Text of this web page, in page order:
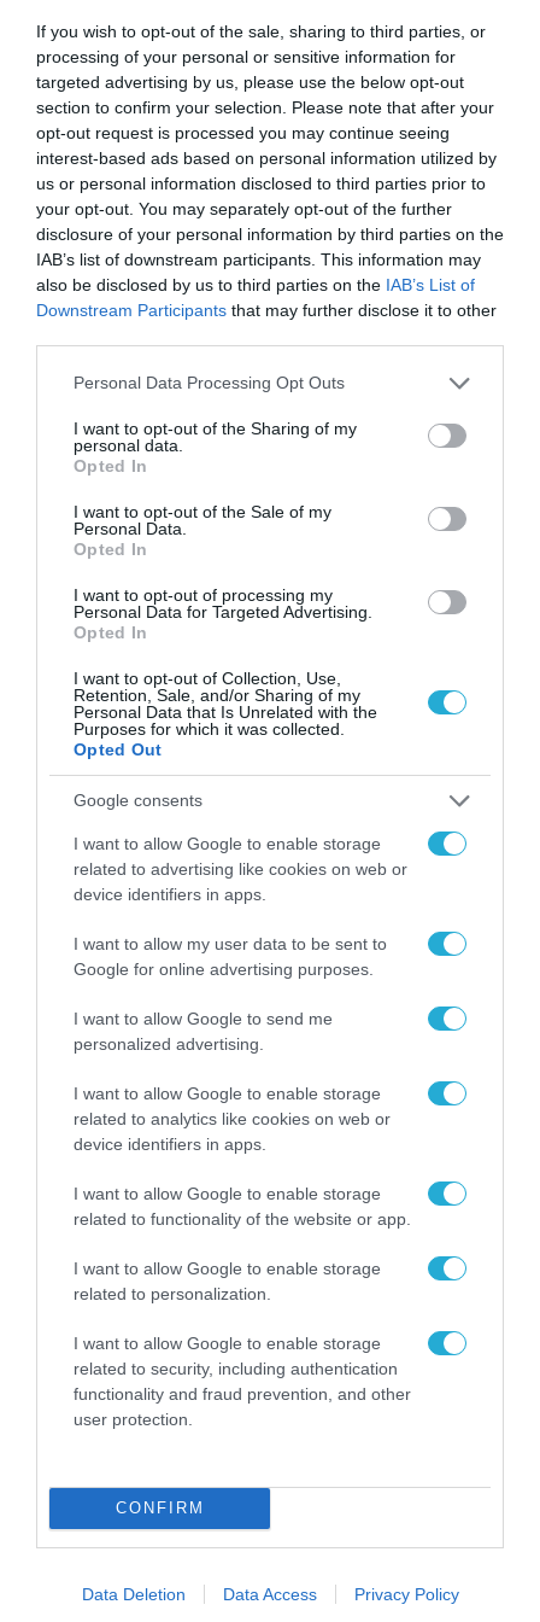
If you wish to opt-out of the sale, sharing to third parties, or
processing of your personal or sensitive information for
targeted advertising by us, please use the below opt-out
section to confirm your selection. Please note that after your
opt-out request is processed you may continue seeing
interest-based ads based on personal information utilized by
us or personal information disclosed to third parties prior to
your opt-out. You may separately opt-out of the further
disclosure of your personal information by third parties on the
IAB’s list of downstream participants. This information may
also be disclosed by us to third parties on the IAB’s List of
Downstream Participants that may further disclose it to other
Please note that this website/app uses one or more Google
not limited to your visit or usage behaviour. You may click to
grant or deny consent to Google and its third-party tags to
use your data for below specified purposes in below Google
consent section.
Personal Data Processing Opt Outs
I want to opt-out of the Sharing of my
personal data.
Opted In
I want to opt-out of the Sale of my
Personal Data.
Opted In
I want to opt-out of processing my
Personal Data for Targeted Advertising.
Opted In
I want to opt-out of Collection, Use,
Retention, Sale, and/or Sharing of my
Personal Data that Is Unrelated with the
Purposes for which it was collected.
Opted Out
Google consents
I want to allow Google to enable storage
related to advertising like cookies on web or
device identifiers in apps.
I want to allow my user data to be sent to
Google for online advertising purposes.
I want to allow Google to send me
personalized advertising.
I want to allow Google to enable storage
related to analytics like cookies on web or
device identifiers in apps.
I want to allow Google to enable storage
related to functionality of the website or app.
I want to allow Google to enable storage
related to personalization.
I want to allow Google to enable storage
related to security, including authentication
functionality and fraud prevention, and other
user protection.
CONFIRM
Data Deletion Data Access Privacy Policy
Μιχάλης Αργυρού, ο Πρόεδρος του ΣΕΒ κ.
Σπύρος Θεοδωρόπουλος, ο Οικονομολόγος
και πρώην Υφυπουργός κ. Δημήτρης Λιάκος,
καθώς και ο Γενικός Διευθυντής του
«Τειρεσία», Δρ. Πέτρος Καπασούρης.
TAGS: ΓΙΑΝΝΗΣ ΜΠΡΑΤΑΚΟΣ ΕΒΕΑ
Το χρηματοδοτούμενο
από την ΕΕ έργο “The
ενισχύει την ασφάλεια
των παιδιών στο
διαδίκτυο
31.07.2026
ΑΑΔΕ: Διευκρινίσεις
για τα πρόστιμα σε
παραβάσεις που
31.07.2026
Σ. Καλαφάτης: «Η
Τεχνητή Νοημοσύνη
μια νέα βιομηχανική
επανάσταση»
Νέος οδηγός του ΕΚΤ
για τη χρηματοδότηση
επιχειρήσεων στον